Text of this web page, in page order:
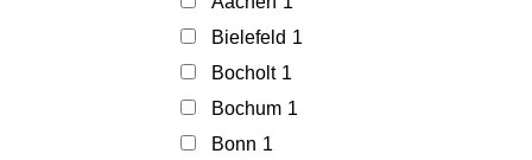
Bielefeld 1
Bocholt 1
Bochum 1
Bonn 1